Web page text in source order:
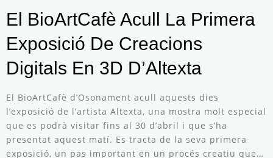
El BioArtCafè Acull La Primera
Exposició De Creacions
Digitals En 3D D’Altexta
El BioArtCafè d’Osonament acull aquests dies
l’exposició de l’artista Altexta, una mostra molt especial
que es podrà visitar fins al 30 d’abril i que s’ha
presentat aquest matí. Es tracta de la seva primera
exposició, un pas important en un procés creatiu que…